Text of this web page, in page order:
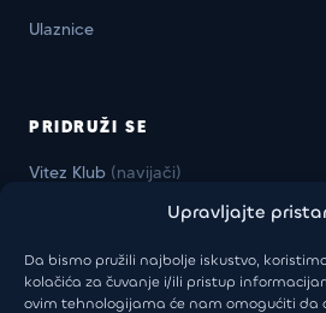
Upravljajte
Da bismo pružili najbolje iskustvo,
kolačića za čuvanje i/ili pristup
ovim tehnologijama će nam omogućiti da
Ulaznice
PRIDRUŽI SE
Vitez Klub (navijači)
Vitez Business Klub(firme)
KONTAKT